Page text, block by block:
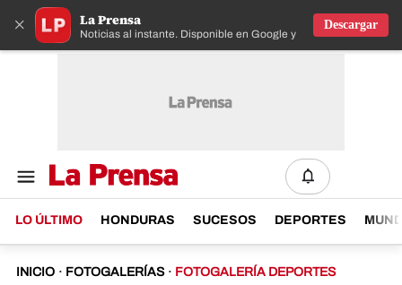
× La Prensa
Noticias al instante. Disponible en Google y IOS
Descargar
LO ÚLTIMO HONDURAS SUCESOS DEPORTES
INICIO · FOTOGALERÍAS · FOTOGALERÍA DEPORTES